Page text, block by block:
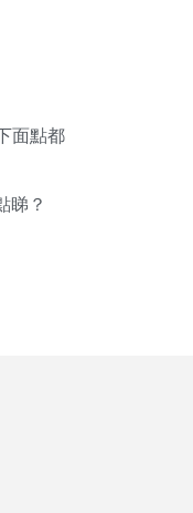
面點都
睇？